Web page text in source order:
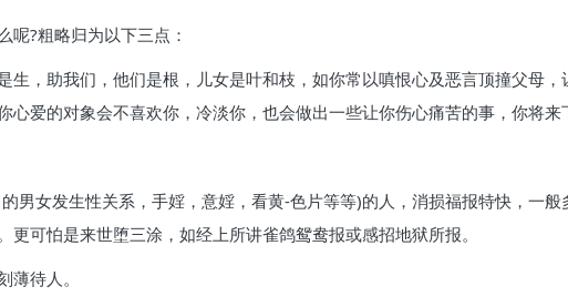
呢?粗略归为以下三点：
生，助我们，他们是根，儿女是叶和枝，如你常以嗔恨心及恶言顶撞父母
心爱的对象会不喜欢你，冷淡你，也会做出一些让你伤心痛苦的事，你将来
男女发生性关系，手婬，意婬，看黄-色片等等)的人，消损福报特快，一
更可怕是来世堕三涂，如经上所讲雀鸽鸳鸯报或感招地狱所报。
薄待人。